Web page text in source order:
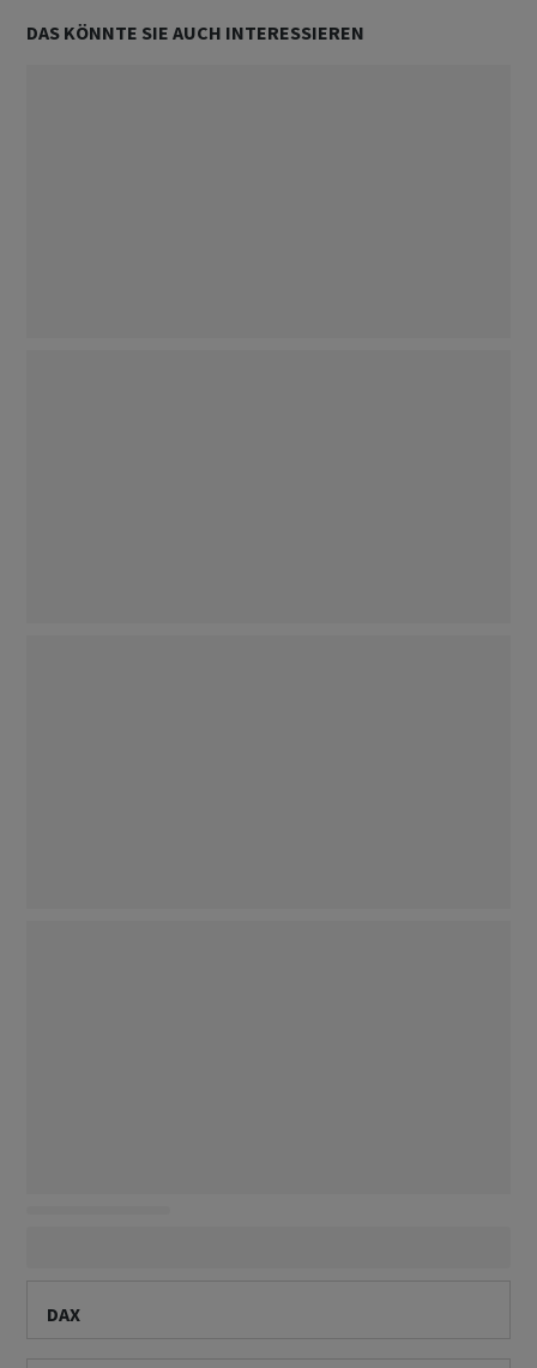
DAS KÖNNTE SIE AUCH INTERESSIEREN
DAX